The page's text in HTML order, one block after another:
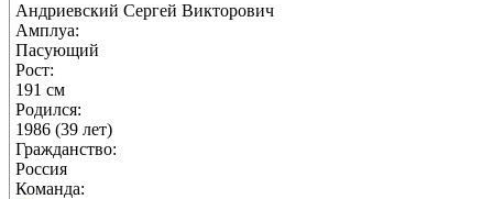
Андриевский Сергей Викторович
Амплуа:
Пасующий
Рост:
191 см
Родился:
1986 (39 лет)
Гражданство:
Россия
Команда: